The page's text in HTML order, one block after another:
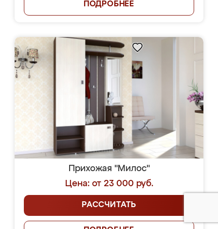
ПОДРОБНЕЕ
Прихожая "Милос"
Цена: от 23 000 руб.
РАССЧИТАТЬ